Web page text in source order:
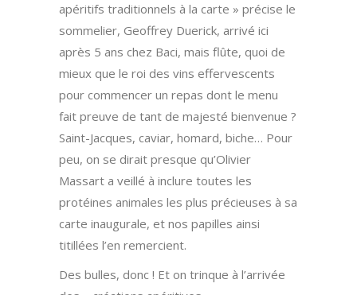
apéritifs traditionnels à la carte » précise le
sommelier, Geoffrey Duerick, arrivé ici
après 5 ans chez Baci, mais flûte, quoi de
mieux que le roi des vins effervescents
pour commencer un repas dont le menu
fait preuve de tant de majesté bienvenue ?
Saint-Jacques, caviar, homard, biche… Pour
peu, on se dirait presque qu’Olivier
Massart a veillé à inclure toutes les
protéines animales les plus précieuses à sa
carte inaugurale, et nos papilles ainsi
titillées l’en remercient.
Des bulles, donc ! Et on trinque à l’arrivée